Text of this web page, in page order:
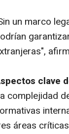
un marco
,
clave
complejidad
áreas